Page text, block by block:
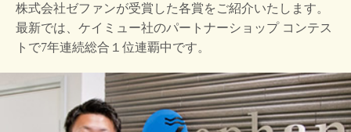
株式会社ゼファンが受賞した各賞をご紹介いたします。
最新では、ケイミュー社のパートナーショップ コンテス
トで7年連続総合１位連覇中です。